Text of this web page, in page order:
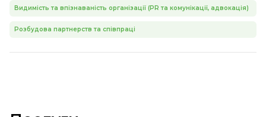
Видимість та впізнаваність організації (PR та комунікації, адвокація)
Розбудова партнерств та співпраці